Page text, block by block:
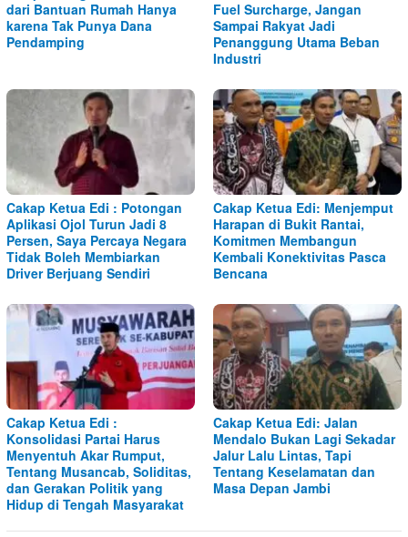
dari Bantuan Rumah Hanya
karena Tak Punya Dana
Pendamping
Fuel Surcharge, Jangan
Sampai Rakyat Jadi
Penanggung Utama Beban
Industri
Cakap Ketua Edi : Potongan
Aplikasi Ojol Turun Jadi 8
Persen, Saya Percaya Negara
Tidak Boleh Membiarkan
Driver Berjuang Sendiri
Cakap Ketua Edi: Menjemput
Harapan di Bukit Rantai,
Komitmen Membangun
Kembali Konektivitas Pasca
Bencana
Cakap Ketua Edi :
Konsolidasi Partai Harus
Menyentuh Akar Rumput,
Tentang Musancab, Soliditas,
dan Gerakan Politik yang
Hidup di Tengah Masyarakat
Cakap Ketua Edi: Jalan
Mendalo Bukan Lagi Sekadar
Jalur Lalu Lintas, Tapi
Tentang Keselamatan dan
Masa Depan Jambi